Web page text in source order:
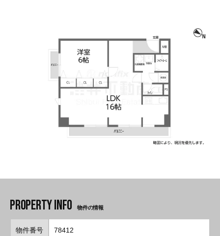
物件の情報
物件番号 78412